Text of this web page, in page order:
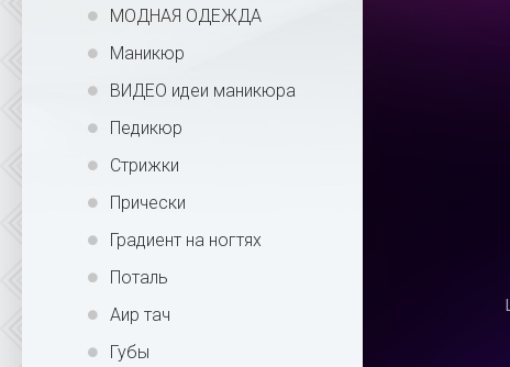
МОДНАЯ ОДЕЖДА
Маникюр
ВИДЕО идеи маникюра
Педикюр
Стрижки
Прически
Градиент на ногтях
Поталь
Аир тач
Губы